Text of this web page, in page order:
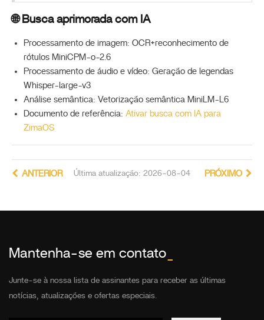
🌐 Busca aprimorada com IA
Processamento de imagem: OCR+reconhecimento de
rótulos MiniCPM-o-2.6
Processamento de áudio e vídeo: Geração de legendas
Whisper-large-v3
Análise semântica: Vetorização semântica MiniLM-L6
Documento de referência: Ativar busca com IA para
ZimaOS
Última atualização: 2026-08-04
ANTERIOR PRÓXIMO
Mantenha-se em contato
Junte-se à nossa lista de assinantes para receber as últimas
notícias, atualizações e ofertas especiais.